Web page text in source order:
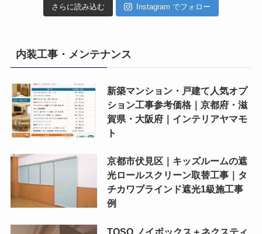
さらに読み込む Instagram でフォロー
内装工事・メンテナンス
新築マンション・戸建て人気オプ
ション工事参考価格｜京都府・滋
賀県・大阪府｜インテリアヤマモ
ト
京都市伏見区｜キッズルームの遮
光ロールスクリーン取替工事｜タ
チカワブラインド遮光1級施工事
例
TOSO ノイボックス＋ネクスティ